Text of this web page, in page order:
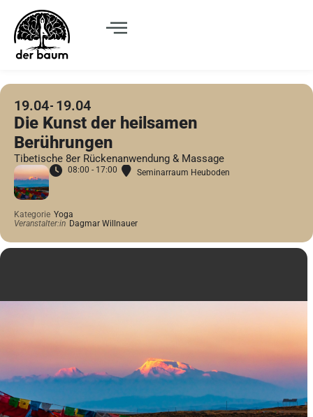
19.04 19.04
Die Kunst der heilsamen
Berührungen
Tibetische 8er Rückenanwendung & Massage
08:00 - 17:00 Seminarraum Heuboden
Kategorie Yoga
Veranstalter:in Dagmar Willnauer